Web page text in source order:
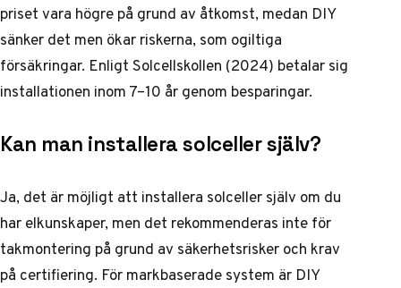
priset vara högre på grund av åtkomst, medan DIY
sänker det men ökar riskerna, som ogiltiga
försäkringar. Enligt Solcellskollen (2024) betalar sig
installationen inom 7–10 år genom besparingar.
Kan man installera solceller själv?
Ja, det är möjligt att installera solceller själv om du
har elkunskaper, men det rekommenderas inte för
takmontering på grund av säkerhetsrisker och krav
på certifiering. För markbaserade system är DIY